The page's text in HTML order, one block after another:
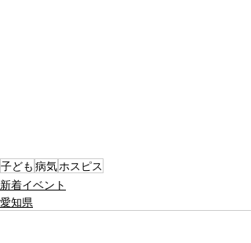
子ども 病気ホスピス
新着イベント
愛知県